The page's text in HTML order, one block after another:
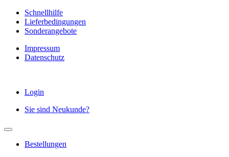
Schnellhilfe
Lieferbedingungen
Sonderangebote
Impressum
Datenschutz
Login
Sie sind Neukunde?
Bestellungen